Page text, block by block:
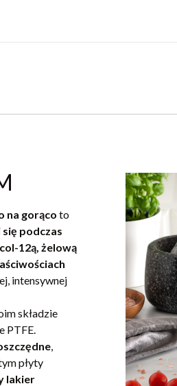
na gorąco to
podczas
12ą, żelową
intensywnej
składzie
PTFE.
,
płyty
lakier